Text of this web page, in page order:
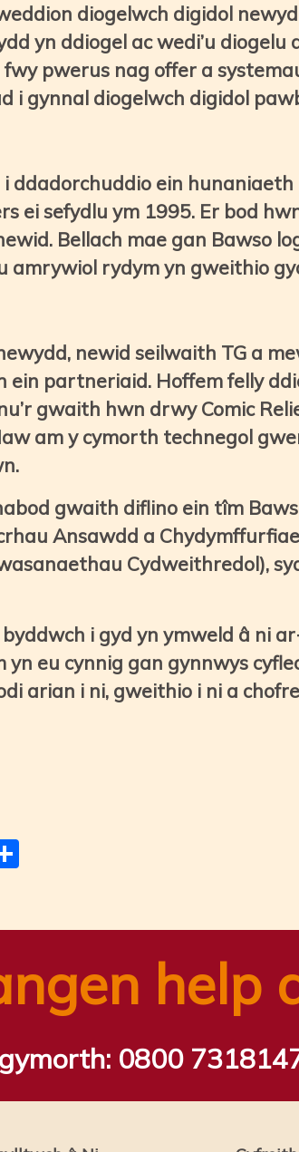
diogelwch digidol
yn ddiogel ac wedi’u
pwerus nag offer a
i gynnal diogelwch digidol
ddadorchuddio ein
ei sefydlu ym 1995. Er bod
Bellach mae gan Bawso
amrywiol rydym yn gweithio
newid seilwaith TG a
ein partneriaid. Hoffem felly
gwaith hwn drwy Comic
am y cymorth technegol
gwaith diflino ein tîm
Ansawdd a
Cydweithredol),
i gyd yn ymweld â ni
eu cynnig gan gynnwys
arian i ni, gweithio i ni a
help
0800